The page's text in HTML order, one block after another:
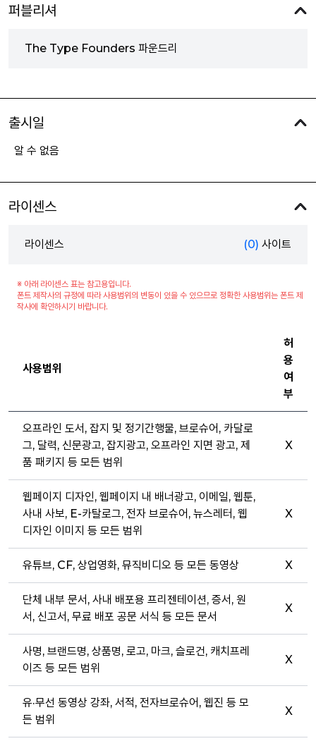
퍼블리셔
The Type Founders 파운드리
출시일
알 수 없음
라이센스
라이센스 (0) 사이트
※ 아래 라이센스 표는 참고용입니다.
폰트 제작사의 규정에 따라 사용범위의 변동이 있을 수 있으므로 정확한 사용범위는 폰트 제
작사에 확인하시기 바랍니다.
사용범위
허
용
여
부
오프라인 도서, 잡지 및 정기간행물, 브로슈어, 카달로
그, 달력, 신문광고, 잡지광고, 오프라인 지면 광고, 제
품 패키지 등 모든 범위
X
웹페이지 디자인, 웹페이지 내 배너광고, 이메일, 웹툰,
사내 사보, E-카탈로그, 전자 브로슈어, 뉴스레터, 웹
디자인 이미지 등 모든 범위
X
유튜브, CF, 상업영화, 뮤직비디오 등 모든 동영상 X
단체 내부 문서, 사내 배포용 프리젠테이션, 증서, 원
서, 신고서, 무료 배포 공문 서식 등 모든 문서
X
사명, 브랜드명, 상품명, 로고, 마크, 슬로건, 캐치프레
이즈 등 모든 범위
X
유·무선 동영상 강좌, 서적, 전자브로슈어, 웹진 등 모
든 범위
X